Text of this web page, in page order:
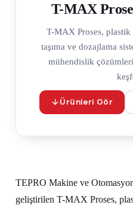
T-MAX
T-MAX Proses,
taşıma ve dozajlama
mühendislik
Ürünleri Gör
TEPRO Makine ve
geliştirilen T-MAX Proses,